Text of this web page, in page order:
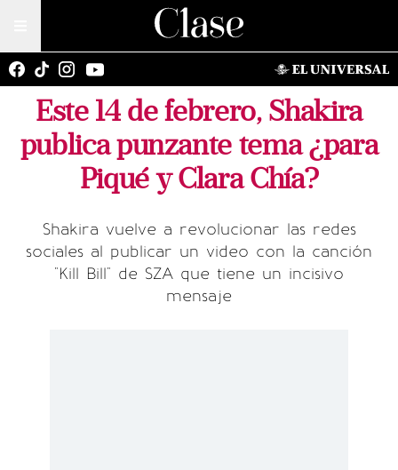
Este 14 de febrero, Shakira
publica punzante tema ¿para
Piqué y Clara Chía?
Shakira vuelve a revolucionar las redes
sociales al publicar un video con la canción
"Kill Bill" de SZA que tiene un incisivo
mensaje